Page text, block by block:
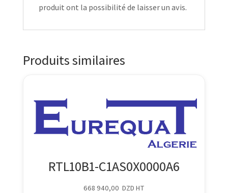
produit ont la possibilité de laisser un avis.
Produits similaires
RTL10B1-C1AS0X0000A6
668 940,00 DZD HT